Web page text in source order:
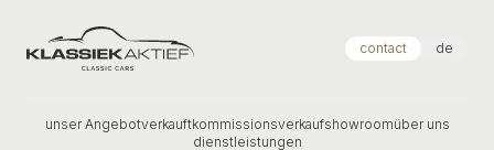
Klassiek Aktief contact de
unser Angebotverkauftkommissionsverkaufshowroomüber uns
dienstleistungen